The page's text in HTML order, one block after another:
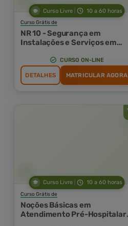
Curso Livre 10 a 60 horas
Curso Grátis de
NR 10 - Segurança em
Instalações e Serviços em
CURSO ON-LINE
DETALHES MATRICULAR AGORA
Curso Livre 10 a 60 horas
Curso Grátis de
Noções Básicas em
Atendimento Pré-Hospitalar